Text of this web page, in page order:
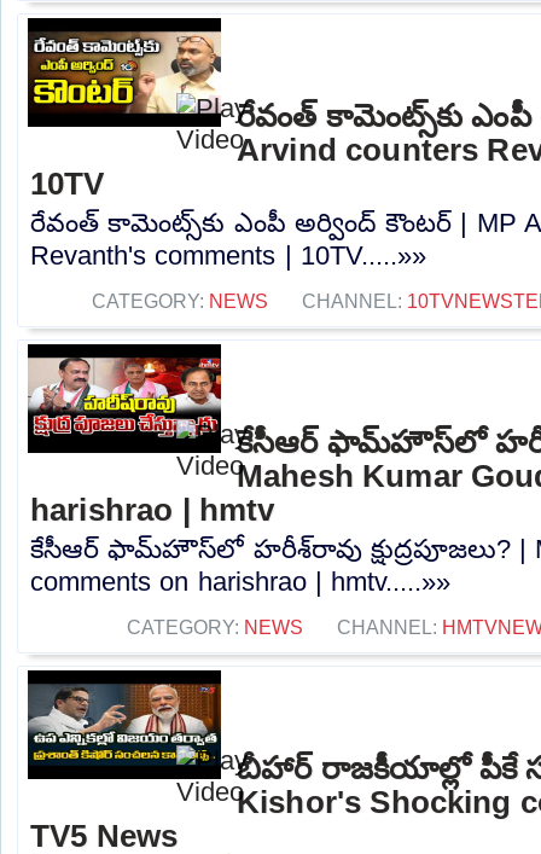
రేవంత్ కామెంట్స్‌కు ఎంపీ
Arvind counters
10TV
రేవంత్ కామెంట్స్‌కు ఎంపీ అర్వింద్ కౌంటర్ | MP
Revanth's comments | 10TV.....»»
CATEGORY: NEWS CHANNEL:
కేసీఆర్ ఫామ్‌హౌస్‌లో
Mahesh Kumar
harishrao | hmtv
కేసీఆర్ ఫామ్‌హౌస్‌లో హరీశ్‌రావు క్షుద్రపూజలు? |
comments on harishrao | hmtv.....»»
CATEGORY: NEWS CHANNEL:
బీహార్ రాజకీయాల్లో పీకే
Kishor's Shocking
TV5 News